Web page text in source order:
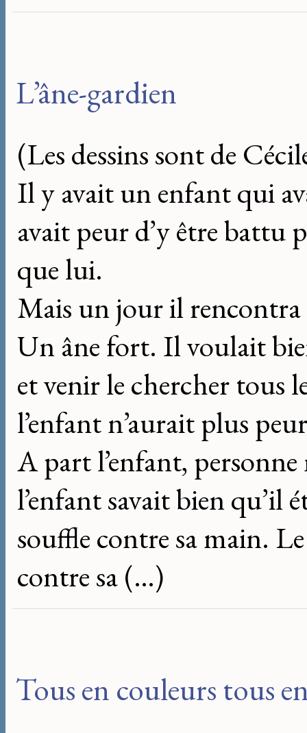
L’âne-gardien
(Les dessins sont de
Il y avait un enfant qui
avait peur d’y être battu
que lui.
Mais un jour il
Un âne fort. Il voulait
et venir le chercher tous
l’enfant n’aurait plus
A part l’enfant, personne
l’enfant savait bien qu’il
souffle contre sa main.
contre sa (…)
Tous en couleurs tous